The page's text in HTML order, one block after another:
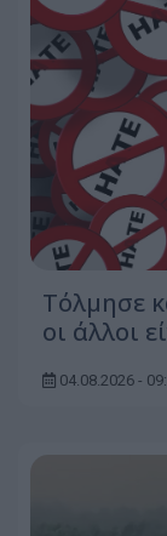
Τόλμησε
οι άλλοι
04.08.2026 -